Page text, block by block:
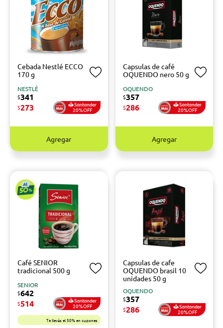
Cebada Nestlé ECCO
170 g
NESTLÉ
$341
$273 20%OFF
Agregar
Capsulas de café
OQUENDO nero 50 g
OQUENDO
$357
$286 20%OFF
Agregar
Café SENIOR
tradicional 500 g
SENIOR
$642
$514 20%OFF
Te llevás el 50% en cupones
Capsulas de cafe
OQUENDO brasil 10
unidades 50 g
OQUENDO
$357
$286 20%OFF